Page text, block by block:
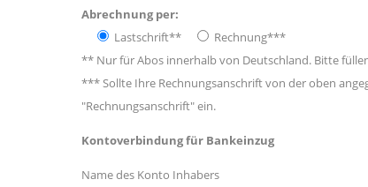
Abrechnung per:
Lastschrift**
Rechnung***
** Nur für Abos innerhalb von Deutschland. Bitte
*** Sollte Ihre Rechnungsanschrift von der oben
"Rechnungsanschrift" ein.
Kontoverbindung für Bankeinzug
Name des Konto Inhabers